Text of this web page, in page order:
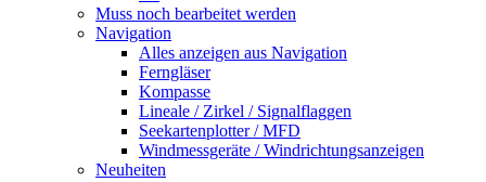
Muss noch bearbeitet werden
Navigation
Alles anzeigen aus Navigation
Ferngläser
Kompasse
Lineale / Zirkel / Signalflaggen
Seekartenplotter / MFD
Windmessgeräte / Windrichtungsanzeigen
Neuheiten